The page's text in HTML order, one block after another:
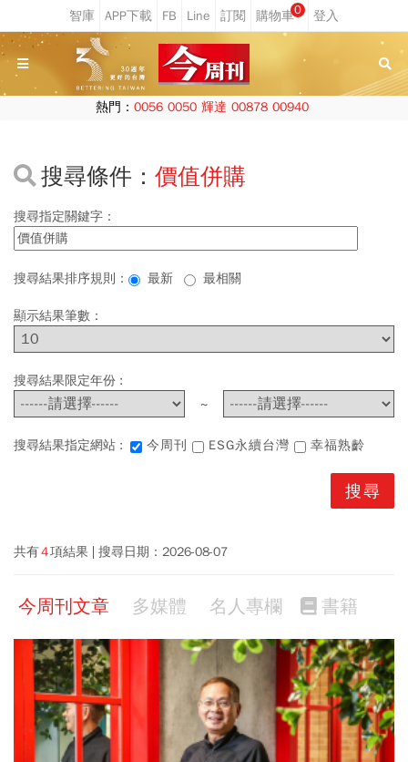
0
熱門： 0056 0050 輝達 00878 00940
搜尋條件： 價值併購
搜尋指定關鍵字：
搜尋結果排序規則： 最新 最相關
顯示結果筆數：
搜尋結果限定年份 :
~
搜尋結果指定網站 : 今周刊 ESG永續台灣 幸福熟齡
共有4項結果 搜尋日期： 2026-08-07
今周刊文章 多媒體 名人專欄 書籍